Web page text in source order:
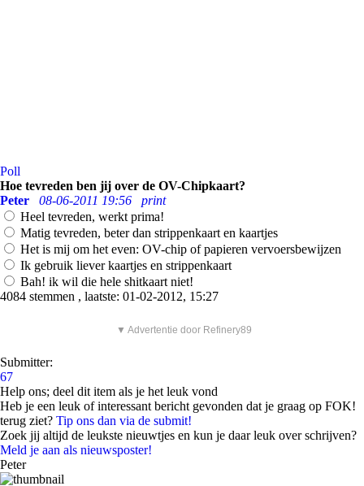
Poll
Hoe tevreden ben jij over de OV-Chipkaart?
Peter
08-06-2011 19:56
print
Heel tevreden, werkt prima!
Matig tevreden, beter dan strippenkaart en kaartjes
Het is mij om het even: OV-chip of papieren vervoersbewijzen
Ik gebruik liever kaartjes en strippenkaart
Bah! ik wil die hele shitkaart niet!
4084 stemmen , laatste: 01-02-2012, 15:27
▼ Advertentie door Refinery89
Submitter:
67
Help ons; deel dit item als je het leuk vond
Heb je een leuk of interessant bericht gevonden dat je graag op FOK!
terug ziet? Tip ons dan via de submit!
Zoek jij altijd de leukste nieuwtjes en kun je daar leuk over schrijven?
Meld je aan als nieuwsposter!
Peter